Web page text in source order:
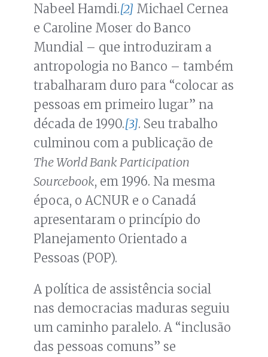
Nabeel Hamdi.[2] Michael Cernea
e Caroline Moser do Banco
Mundial – que introduziram a
antropologia no Banco – também
trabalharam duro para “colocar as
pessoas em primeiro lugar” na
década de 1990.[3]. Seu trabalho
culminou com a publicação de
The World Bank Participation
Sourcebook, em 1996. Na mesma
época, o ACNUR e o Canadá
apresentaram o princípio do
Planejamento Orientado a
Pessoas (POP).
A política de assistência social
nas democracias maduras seguiu
um caminho paralelo. A “inclusão
das pessoas comuns” se